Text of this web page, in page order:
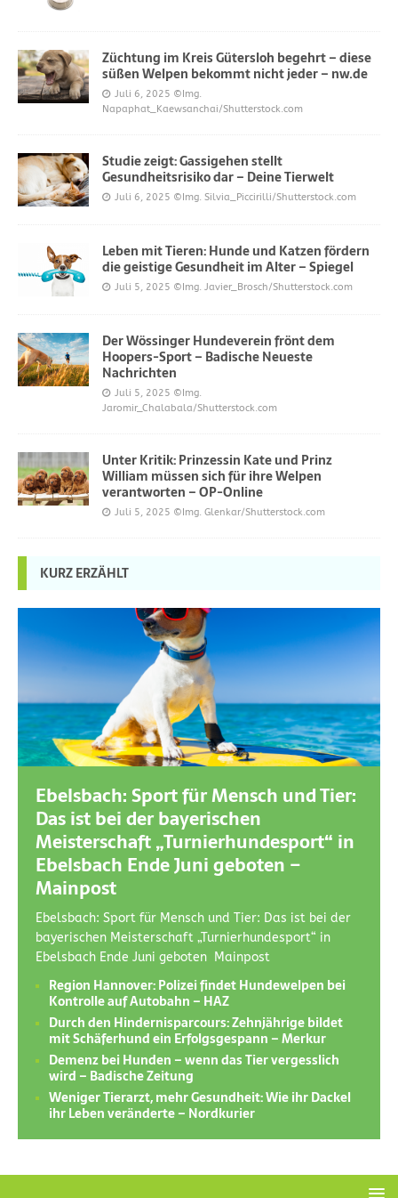
Züchtung im Kreis Gütersloh begehrt – diese
süßen Welpen bekommt nicht jeder – nw.de
Juli 6, 2025 ©Img.
Napaphat_Kaewsanchai/Shutterstock.com
Studie zeigt: Gassigehen stellt
Gesundheitsrisiko dar – Deine Tierwelt
Juli 6, 2025 ©Img. Silvia_Piccirilli/Shutterstock.com
Leben mit Tieren: Hunde und Katzen fördern
die geistige Gesundheit im Alter – Spiegel
Juli 5, 2025 ©Img. Javier_Brosch/Shutterstock.com
Der Wössinger Hundeverein frönt dem
Hoopers-Sport – Badische Neueste
Nachrichten
Juli 5, 2025 ©Img.
Jaromir_Chalabala/Shutterstock.com
Unter Kritik: Prinzessin Kate und Prinz
William müssen sich für ihre Welpen
verantworten – OP-Online
Juli 5, 2025 ©Img. Glenkar/Shutterstock.com
KURZ ERZÄHLT
Ebelsbach: Sport für Mensch und Tier:
Das ist bei der bayerischen
Meisterschaft „Turnierhundesport“ in
Ebelsbach Ende Juni geboten –
Mainpost
Ebelsbach: Sport für Mensch und Tier: Das ist bei der
bayerischen Meisterschaft „Turnierhundesport“ in
Ebelsbach Ende Juni geboten Mainpost
Region Hannover: Polizei findet Hundewelpen bei
Kontrolle auf Autobahn – HAZ
Durch den Hindernisparcours: Zehnjährige bildet
mit Schäferhund ein Erfolgsgespann – Merkur
Demenz bei Hunden – wenn das Tier vergesslich
wird – Badische Zeitung
Weniger Tierarzt, mehr Gesundheit: Wie ihr Dackel
ihr Leben veränderte – Nordkurier